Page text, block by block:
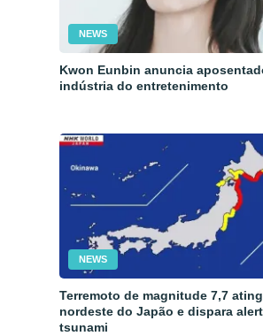
NEWS
Kwon Eunbin anuncia
indústria do entretenimento
NEWS
Terremoto de magnitude 7,7
nordeste do Japão e dispara
tsunami